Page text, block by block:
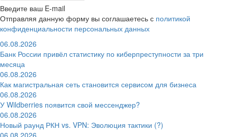
Введите ваш E-mail
Отправляя данную форму вы соглашаетесь с политикой
конфиденциальности персональных данных
06.08.2026
Банк России привёл статистику по киберпреступности за три
месяца
06.08.2026
Как магистральная сеть становится сервисом для бизнеса
06.08.2026
У Wildberries появится свой мессенджер?
06.08.2026
Новый раунд РКН vs. VPN: Эволюция тактики (?)
06.08.2026